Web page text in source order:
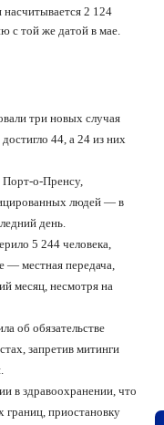
2 124
с той же датой в мае.
три новых случая
44, а 24 из них
Порт-о-Пренсу,
людей — в
день.
5 244 человека,
— местная передача,
месяц, несмотря на
об обязательстве
запретив митинги
в здравоохранении, что
границ, приостановку